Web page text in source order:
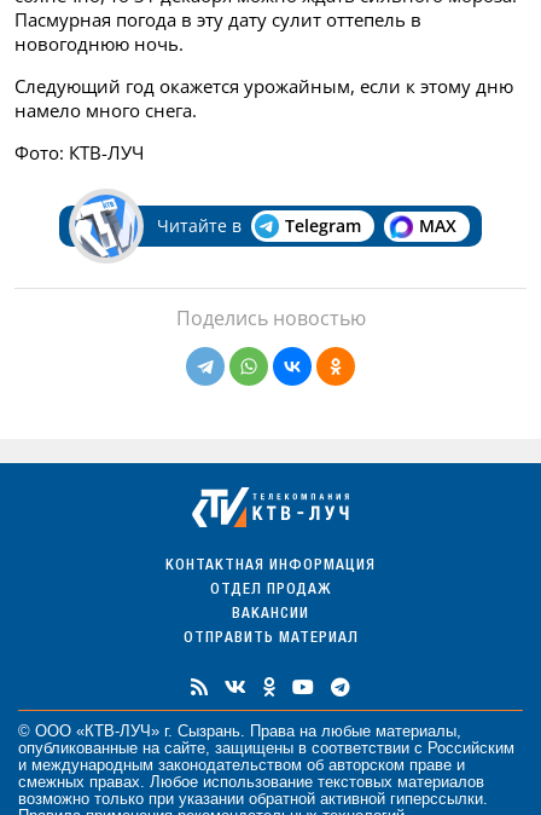
Пасмурная погода в эту дату сулит оттепель в
новогоднюю ночь.
Следующий год окажется урожайным, если к этому дню
намело много снега.
Фото: КТВ-ЛУЧ
Читайте в Telegram MAX
Поделись новостью
КОНТАКТНАЯ ИНФОРМАЦИЯ
ОТДЕЛ ПРОДАЖ
ВАКАНСИИ
ОТПРАВИТЬ МАТЕРИАЛ
© ООО «КТВ-ЛУЧ» г. Сызрань. Права на любые материалы,
опубликованные на сайте, защищены в соответствии с Российским
и международным законодательством об авторском праве и
смежных правах. Любое использование текстовых материалов
возможно только при указании обратной активной гиперссылки.